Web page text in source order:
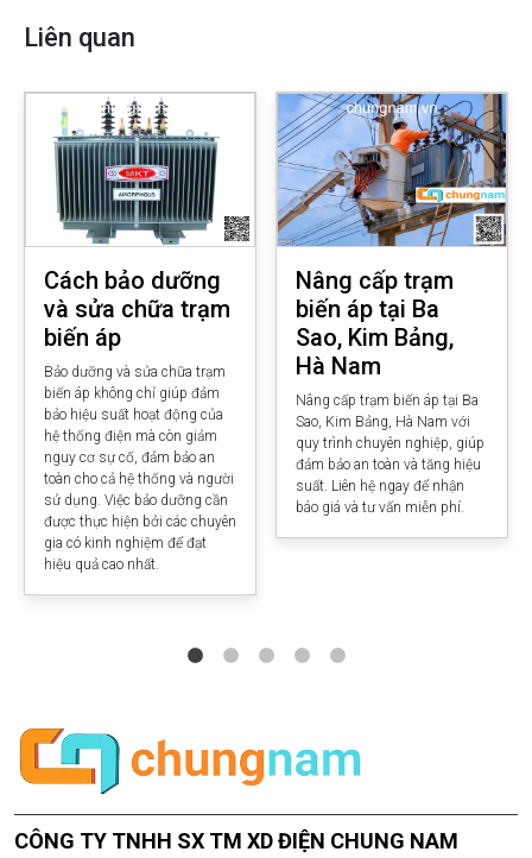
Liên quan
Cách bảo dưỡng
và sửa chữa trạm
biến áp
Bảo dưỡng và sửa chữa trạm
biến áp không chỉ giúp đảm
bảo hiệu suất hoạt động của
hệ thống điện mà còn giảm
nguy cơ sự cố, đảm bảo an
toàn cho cả hệ thống và người
sử dụng. Việc bảo dưỡng cần
được thực hiện bởi các chuyên
gia có kinh nghiệm để đạt
hiệu quả cao nhất.
Nâng cấp trạm
biến áp tại Ba
Sao, Kim Bảng,
Hà Nam
Nâng cấp trạm biến áp tại Ba
Sao, Kim Bảng, Hà Nam với
quy trình chuyên nghiệp, giúp
đảm bảo an toàn và tăng hiệu
suất. Liên hệ ngay để nhận
báo giá và tư vấn miễn phí.
CÔNG TY TNHH SX TM XD ĐIỆN CHUNG NAM